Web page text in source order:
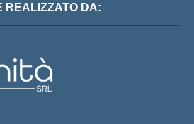
REALIZZATO DA: